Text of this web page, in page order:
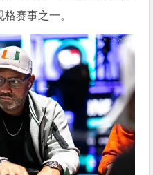
赛事之一。